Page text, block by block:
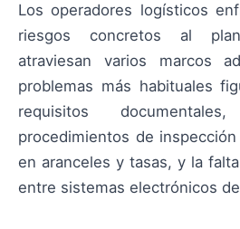
Los operadores logísticos
riesgos concretos al
atraviesan varios marcos
problemas más habituales
requisitos
procedimientos de
en aranceles y tasas, y la
entre sistemas electrónicos